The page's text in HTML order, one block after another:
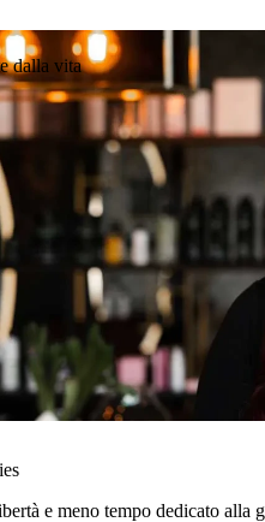
dalla vita
e meno tempo dedicato alla